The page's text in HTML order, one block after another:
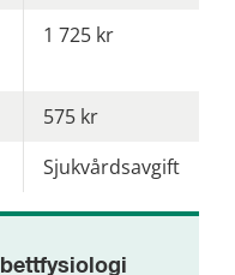
1 725 kr
575 kr
Sjukvårdsavgift